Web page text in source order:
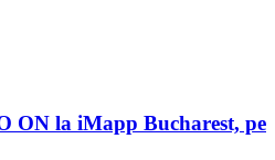
ON la iMapp Bucharest, pe